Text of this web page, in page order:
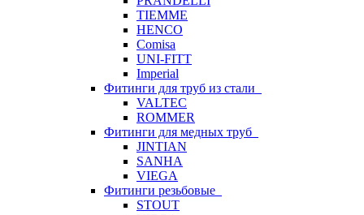
TIEMME
HENCO
Comisa
UNI-FITT
Imperial
Фитинги для труб из стали
VALTEC
ROMMER
Фитинги для медных труб
JINTIAN
SANHA
VIEGA
Фитинги резьбовые
STOUT